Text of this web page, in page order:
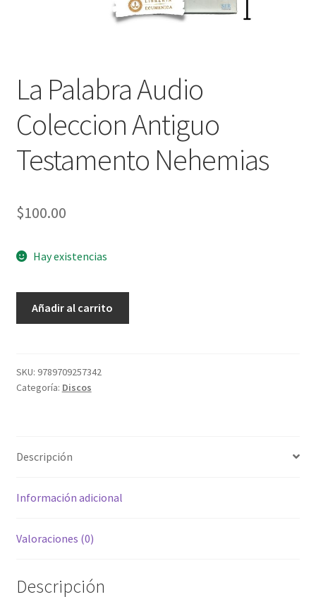
La Palabra Audio
Coleccion Antiguo
Testamento Nehemias
$100.00
Hay existencias
Antiguo
Testamento
Añadir al carrito
SKU: 9789709257342
Categoría: Discos
Descripción
Información adicional
Valoraciones (0)
Descripción